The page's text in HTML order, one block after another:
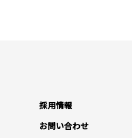
採用情報
お問い合わせ